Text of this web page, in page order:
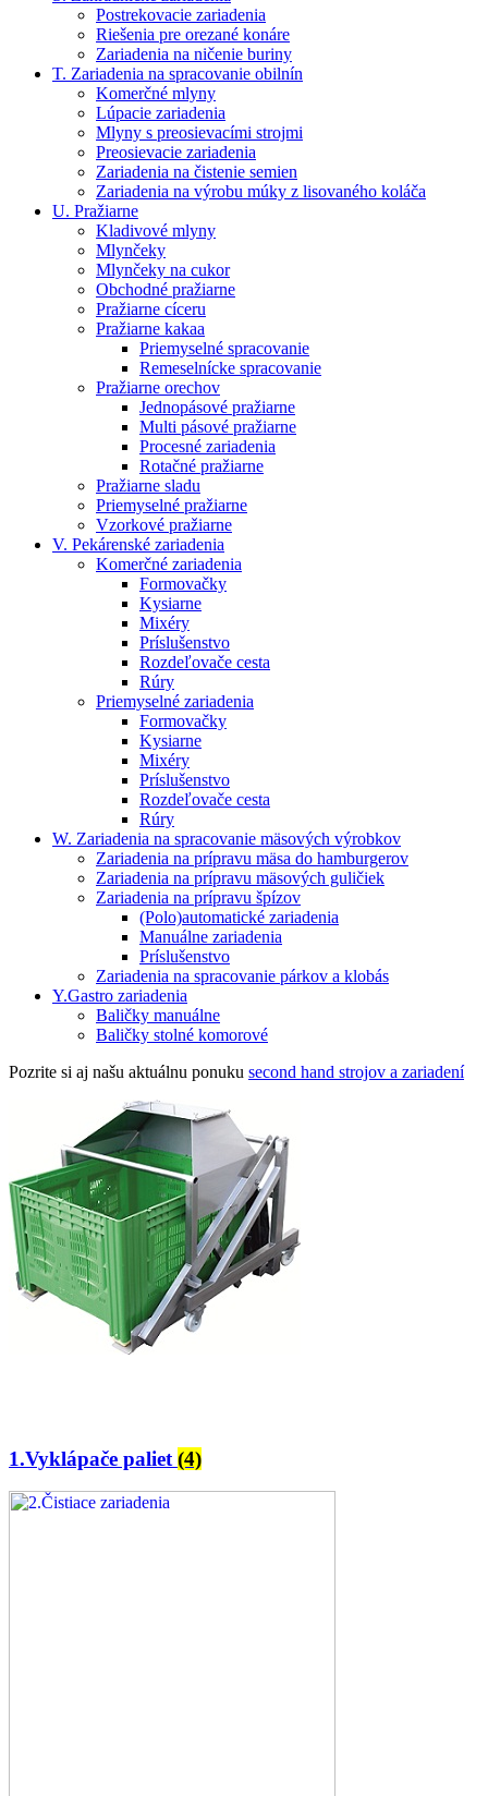
Postrekovacie zariadenia
Riešenia pre orezané konáre
Zariadenia na ničenie buriny
T. Zariadenia na spracovanie obilnín
Komerčné mlyny
Lúpacie zariadenia
Mlyny s preosievacími strojmi
Preosievacie zariadenia
Zariadenia na čistenie semien
Zariadenia na výrobu múky z lisovaného koláča
U. Pražiarne
Kladivové mlyny
Mlynčeky
Mlynčeky na cukor
Obchodné pražiarne
Pražiarne cíceru
Pražiarne kakaa
Priemyselné spracovanie
Remeselnícke spracovanie
Pražiarne orechov
Jednopásové pražiarne
Multi pásové pražiarne
Procesné zariadenia
Rotačné pražiarne
Pražiarne sladu
Priemyselné pražiarne
Vzorkové pražiarne
V. Pekárenské zariadenia
Komerčné zariadenia
Formovačky
Kysiarne
Mixéry
Príslušenstvo
Rozdeľovače cesta
Rúry
Priemyselné zariadenia
Formovačky
Kysiarne
Mixéry
Príslušenstvo
Rozdeľovače cesta
Rúry
W. Zariadenia na spracovanie mäsových výrobkov
Zariadenia na prípravu mäsa do hamburgerov
Zariadenia na prípravu mäsových guličiek
Zariadenia na prípravu špízov
(Polo)automatické zariadenia
Manuálne zariadenia
Príslušenstvo
Zariadenia na spracovanie párkov a klobás
Y.Gastro zariadenia
Baličky manuálne
Baličky stolné komorové
Pozrite si aj našu aktuálnu ponuku second hand strojov a zariadení
1.Vyklápače paliet (4)